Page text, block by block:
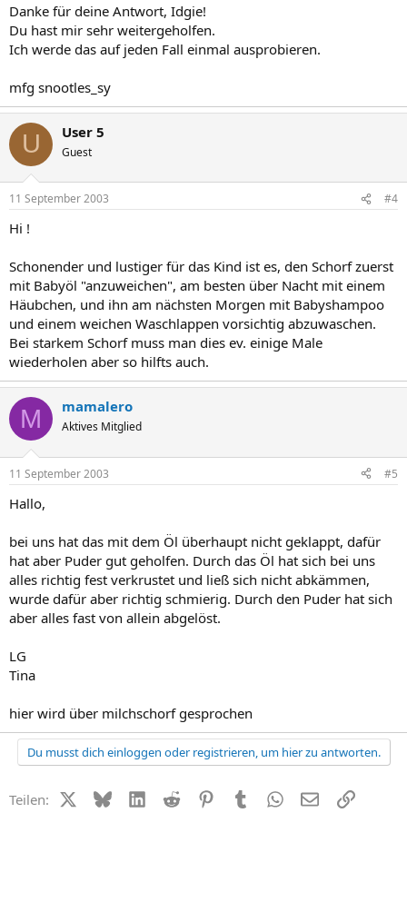
Danke für deine Antwort, Idgie!
Du hast mir sehr weitergeholfen.
Ich werde das auf jeden Fall einmal ausprobieren.
mfg snootles_sy
U User 5
Guest
11 September 2003 #4
Hi !
Schonender und lustiger für das Kind ist es, den Schorf zuerst
mit Babyöl "anzuweichen", am besten über Nacht mit einem
Häubchen, und ihn am nächsten Morgen mit Babyshampoo
und einem weichen Waschlappen vorsichtig abzuwaschen.
Bei starkem Schorf muss man dies ev. einige Male
wiederholen aber so hilfts auch.
M mamalero
Aktives Mitglied
11 September 2003 #5
Hallo,
bei uns hat das mit dem Öl überhaupt nicht geklappt, dafür
hat aber Puder gut geholfen. Durch das Öl hat sich bei uns
alles richtig fest verkrustet und ließ sich nicht abkämmen,
wurde dafür aber richtig schmierig. Durch den Puder hat sich
aber alles fast von allein abgelöst.
LG
Tina
hier wird über milchschorf gesprochen
Du musst dich einloggen oder registrieren, um hier zu antworten.
Teilen: X (Twitter)
BlueskyLinkedIn
Reddit PinterestTumblr WhatsApp
E-MailLink